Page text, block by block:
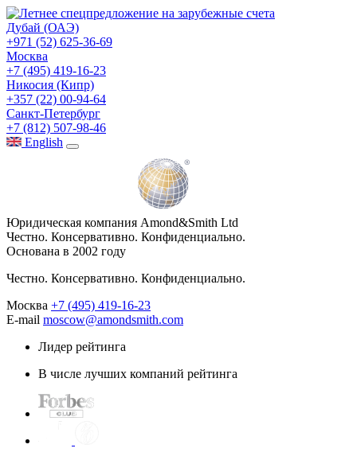
Дубай (ОАЭ)
+971 (52) 625-36-69
Москва
+7 (495) 419-16-23
Никосия (Кипр)
+357 (22) 00-94-64
Санкт-Петербург
+7 (812) 507-98-46
English
Юридическая компания Amond&Smith Ltd
Честно. Консервативно. Конфиденциально.
Основана в 2002 году
Честно. Консервативно. Конфиденциально.
Москва +7 (495) 419-16-23
E-mail moscow@amondsmith.com
Лидер рейтинга
В числе лучших компаний рейтинга